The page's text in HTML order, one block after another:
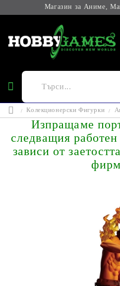
Магазин за Аниме,
Колекционерски Фигурки
Изпращаме
следващия
зависи от